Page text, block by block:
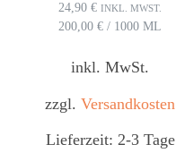
24,90€ INKL. MWST.
200,00€ / 1000 ML
inkl. MwSt.
zzgl.Versandkosten
Lieferzeit: 2-3 Tage